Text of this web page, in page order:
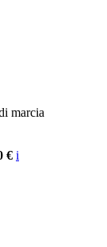
marcia
€ i